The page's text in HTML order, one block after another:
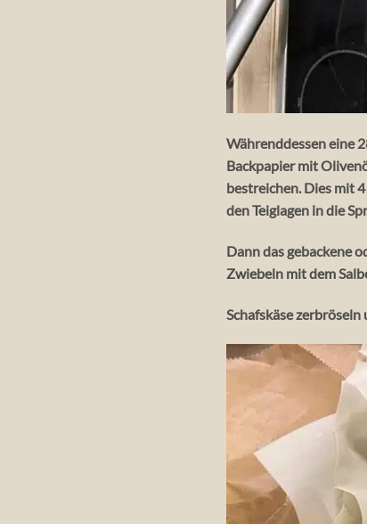
Währenddessen eine
Backpapier mit
bestreichen. Dies mit
den Teiglagen in die
Dann das gebackene
Zwiebeln mit dem
Schafskäse